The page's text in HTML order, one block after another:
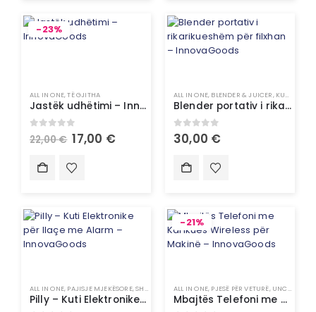
-23%
ALL IN ONE,TË GJITHA
Jastëk udhëtimi – InnovaGoods
out of 5
22,00€ 17,00 €
ALL IN ONE, BLENDER & JUICER, KUZHINË
Blender portativ i rikarikueshëm për filxhan – InnovaGoods
0 out of 5
30,00 €
ALL IN ONE, PAJISJE MJEKËSORE,SHËNDETI
Pilly – Kuti Elektronike për Ilaçe me Alarm – InnovaGoods
-21%
ALL IN ONE, PJESË PËR VETURË, UNCATEGORIZED
Mbajtës Telefoni me Karikues Wireless për Makinë – InnovaGoods